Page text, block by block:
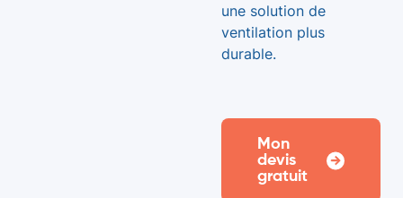
une solution de
ventilation plus
durable.
Mon
devis
gratuit